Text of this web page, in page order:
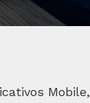
Mobile,